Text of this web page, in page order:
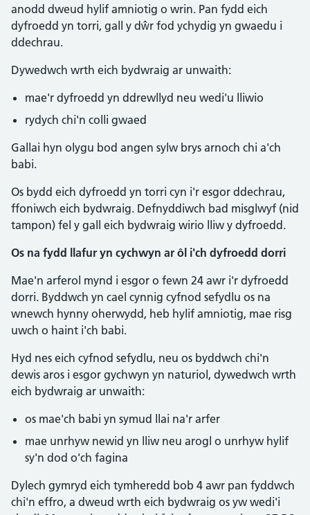
anodd dweud hylif amniotig o wrin. Pan fydd eich
dyfroedd yn torri, gall y dŵr fod ychydig yn gwaedu i
ddechrau.
Dywedwch wrth eich bydwraig ar unwaith:
mae'r dyfroedd yn ddrewllyd neu wedi'u lliwio
rydych chi'n colli gwaed
Gallai hyn olygu bod angen sylw brys arnoch chi a'ch
babi.
Os bydd eich dyfroedd yn torri cyn i'r esgor ddechrau,
ffoniwch eich bydwraig. Defnyddiwch bad misglwyf (nid
tampon) fel y gall eich bydwraig wirio lliw y dyfroedd.
Os na fydd llafur yn cychwyn ar ôl i'ch dyfroedd dorri
Mae'n arferol mynd i esgor o fewn 24 awr i'r dyfroedd
dorri. Byddwch yn cael cynnig cyfnod sefydlu os na
wnewch hynny oherwydd, heb hylif amniotig, mae risg
uwch o haint i'ch babi.
Hyd nes eich cyfnod sefydlu, neu os byddwch chi'n
dewis aros i esgor gychwyn yn naturiol, dywedwch wrth
eich bydwraig ar unwaith:
os mae'ch babi yn symud llai na'r arfer
mae unrhyw newid yn lliw neu arogl o unrhyw hylif
sy'n dod o'ch fagina
Dylech gymryd eich tymheredd bob 4 awr pan fyddwch
chi'n effro, a dweud wrth eich bydwraig os yw wedi'i